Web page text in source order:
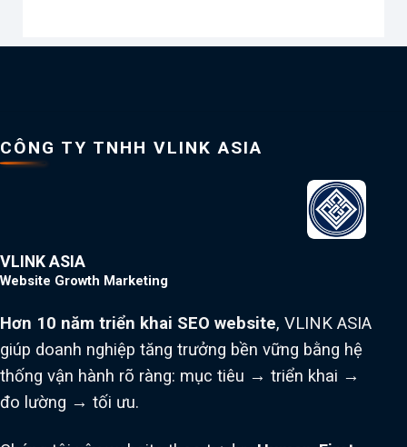
CÔNG TY TNHH VLINK ASIA
VLINK ASIA
Website Growth Marketing
Hơn 10 năm triển khai SEO website, VLINK ASIA
giúp doanh nghiệp tăng trưởng bền vững bằng hệ
thống vận hành rõ ràng: mục tiêu → triển khai →
đo lường → tối ưu.